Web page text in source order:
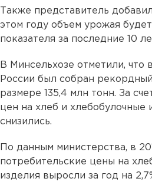
Также представитель
этом году объем урожая
показателя за последние 10
В Минсельхозе отметили, что
России был собран
размере 135,4 млн тонн. За
цен на хлеб и хлебобулочные
снизились.
По данным министерства, в
потребительские цены на
изделия выросли за год на